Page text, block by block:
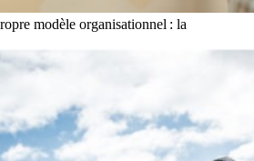
modèle organisationnel : la